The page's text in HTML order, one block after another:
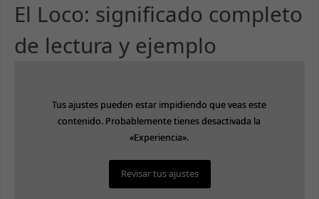
El Loco: significado completo
de lectura y ejemplo
Tus ajustes pueden estar impidiendo que veas este
contenido. Probablemente tienes desactivada la
«Experiencia».
Revisar tus ajustes
Tus ajustes pueden estar impidiendo que veas este
contenido. Probablemente tienes desactivada la
«Experiencia».
Revisar tus ajustes